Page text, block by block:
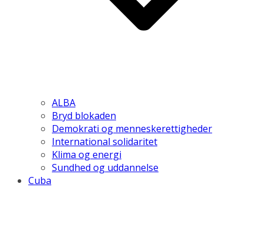
ALBA
Bryd blokaden
Demokrati og menneskerettigheder
International solidaritet
Klima og energi
Sundhed og uddannelse
Cuba